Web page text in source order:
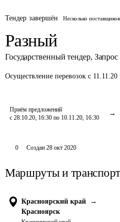
Тендер завершён Несколько поставщиков
Разный
Государственный тендер,
Осуществление перевозок с
Приём предложений
с 28.10.20, 16:30 по 10.11.20, 16:30
0 Создан 28 окт 2020
Маршруты и транспорт
Красноярский край
→
Красноярск